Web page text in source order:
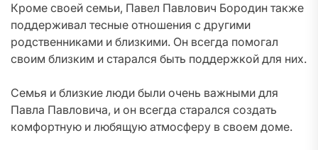
Кроме своей семьи, Павел Павлович Бородин также
поддерживал тесные отношения с другими
родственниками и близкими. Он всегда помогал
своим близким и старался быть поддержкой для них.
Семья и близкие люди были очень важными для
Павла Павловича, и он всегда старался создать
комфортную и любящую атмосферу в своем доме.